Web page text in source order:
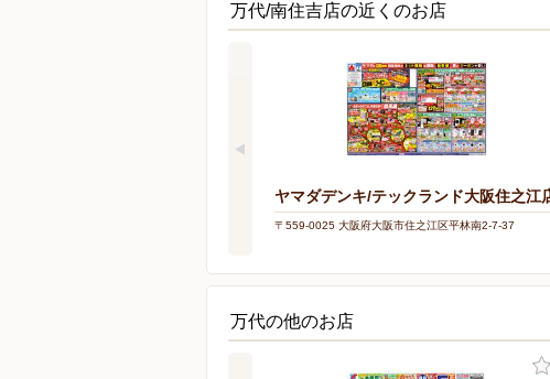
万代/南住吉店の近くのお店
ヤマダデンキ/テックランド大阪住之江
〒559-0025 大阪府大阪市住之江区平林南2-7-37
万代の他のお店